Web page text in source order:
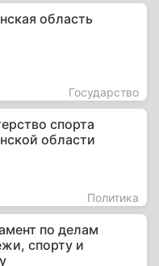
область
Государство
спорта
области
Политика
по делам
спорту и